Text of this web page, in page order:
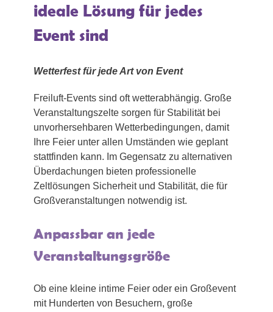
ideale Lösung für jedes
Event sind
Wetterfest für jede Art von Event
Freiluft-Events sind oft wetterabhängig. Große
Veranstaltungszelte sorgen für Stabilität bei
unvorhersehbaren Wetterbedingungen, damit
Ihre Feier unter allen Umständen wie geplant
stattfinden kann. Im Gegensatz zu alternativen
Überdachungen bieten professionelle
Zeltlösungen Sicherheit und Stabilität, die für
Großveranstaltungen notwendig ist.
Anpassbar an jede
Veranstaltungsgröße
Ob eine kleine intime Feier oder ein Großevent
mit Hunderten von Besuchern, große